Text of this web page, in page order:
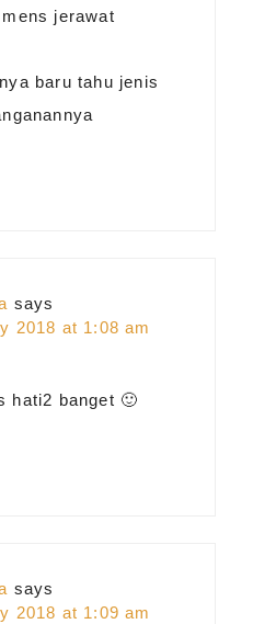
jerawat
baru tahu jenis
says
2018 at 1:08 am
hati2 banget 🙂
says
2018 at 1:09 am